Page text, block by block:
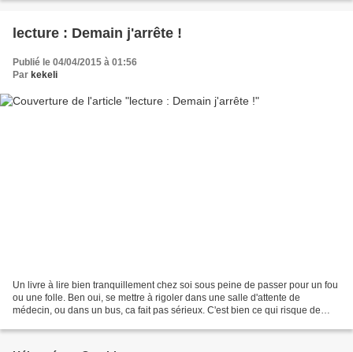
lecture : Demain j'arrête !
Publié le 04/04/2015 à 01:56
Par kekeli
Un livre à lire bien tranquillement chez soi sous peine de passer pour un fou
ou une folle. Ben oui, se mettre à rigoler dans une salle d'attente de
médecin, ou dans un bus, ca fait pas sérieux. C'est bien ce qui risque de